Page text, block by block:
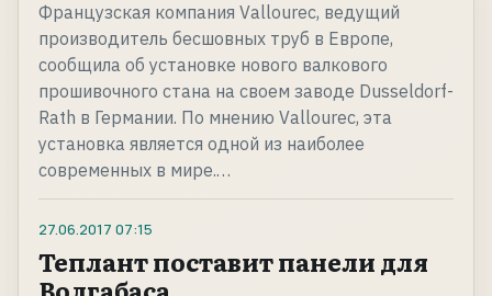
Французская компания Vallourec, ведущий
производитель бесшовных труб в Европе,
сообщила об установке нового валкового
прошивочного стана на своем заводе Dusseldorf-
Rath в Германии. По мнению Vallourec, эта
установка является одной из наиболее
современных в мире.…
27.06.2017 07:15
Теплант поставит панели для